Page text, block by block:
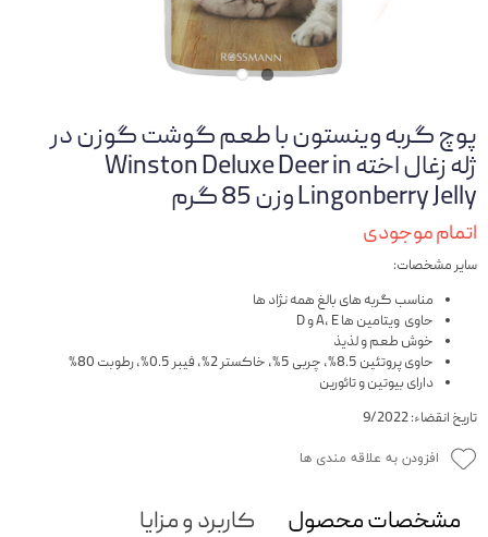
پوچ گربه وینستون با طعم گوشت گوزن در
ژله زغال اخته Winston Deluxe Deer in
Lingonberry Jelly وزن 85 گرم
اتمام موجودی
سایر مشخصات:
مناسب گربه های بالغ همه نژاد ها
حاوی ویتامین ها A, E و D
خوش طعم و لذیذ
حاوی پروتئین 8.5%، چربی 5%، خاکستر 2%، فیبر 0.5%، رطوبت 80%
دارای بیوتین و تائورین
تاریخ انقضاء: 9/2022
افزودن به علاقه مندی ها
مشخصات محصول
کاربرد و مزایا